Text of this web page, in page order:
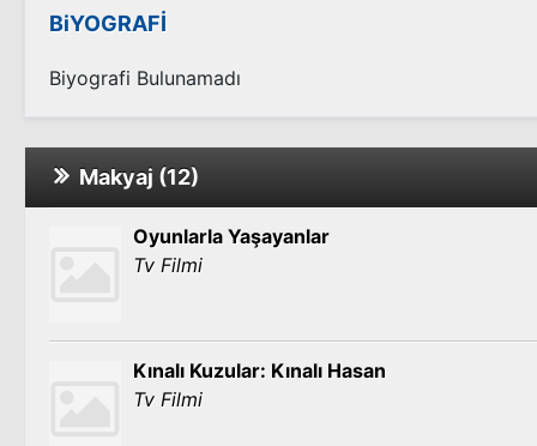
BiYOGRAFİ
Biyografi Bulunamadı
Makyaj (12)
Oyunlarla Yaşayanlar
Tv Filmi
Kınalı Kuzular: Kınalı Hasan
Tv Filmi